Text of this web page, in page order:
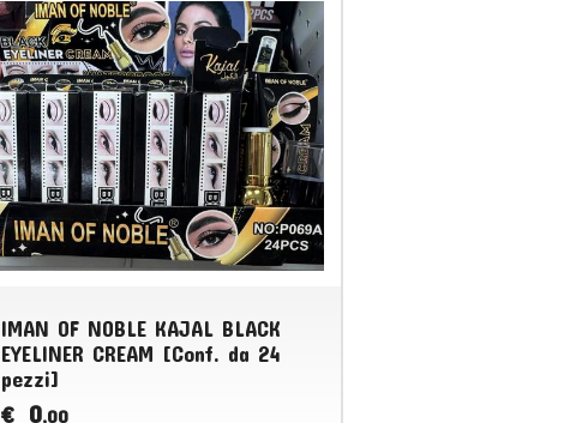
IMAN OF NOBLE KAJAL BLACK
EYELINER CREAM [Conf. da 24
pezzi]
€ 0,00